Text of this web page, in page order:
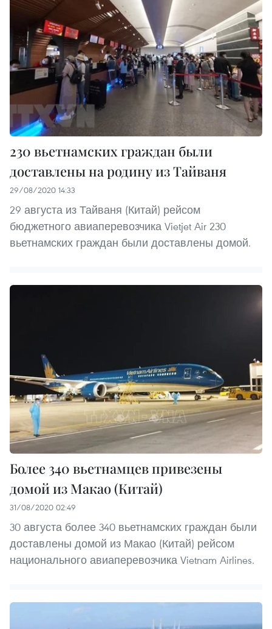
230 вьетнамских граждан были
доставлены на родину из Тайваня
29/08/2020 14:33
29 августа из Тайваня (Китай) рейсом
бюджетного авиаперевозчика Vietjet Air 230
вьетнамских граждан были доставлены домой.
Более 340 вьетнамцев привезены
домой из Макао (Китай)
31/08/2020 02:49
30 августа более 340 вьетнамских граждан были
доставлены домой из Макао (Китай) рейсом
национального авиаперевозчика Vietnam Airlines.